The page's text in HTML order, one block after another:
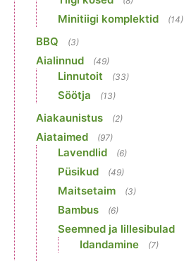
Minitiigi komplektid (14)
BBQ (3)
Aialinnud (49)
Linnutoit (33)
Söötja (13)
Aiakaunistus (2)
Aiataimed (97)
Lavendlid (6)
Püsikud (49)
Maitsetaim (3)
Bambus (6)
Seemned ja lillesibulad
Idandamine (7)